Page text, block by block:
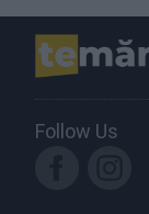
Follow Us